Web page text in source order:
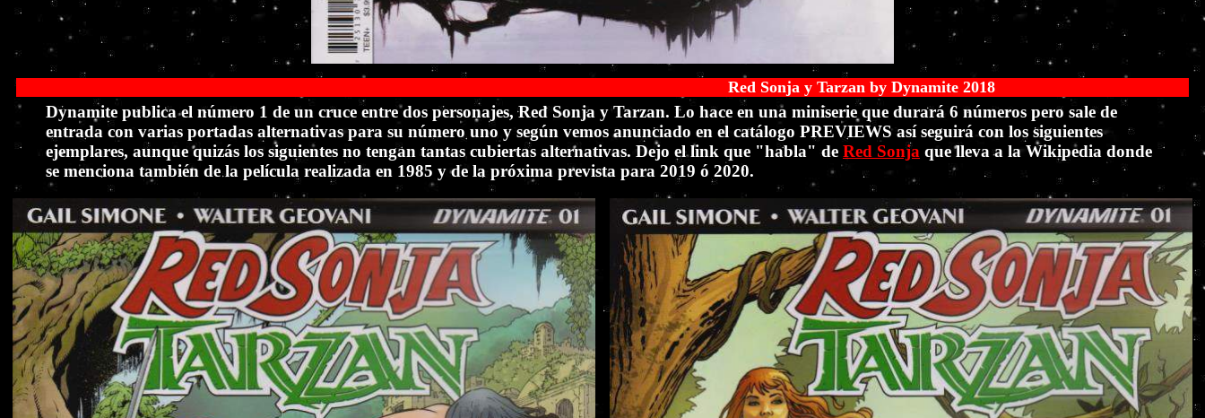
Red Sonja y Tarzan by Dynamite 2018
Dynamite publica el número 1 de un cruce entre dos personajes, Red Sonja y Tarzan. Lo hace en una miniserie que durará 6 números pero sale de
entrada con varias portadas alternativas para su número uno y según vemos anunciado en el catálogo PREVIEWS así seguirá con los siguientes
ejemplares, aunque quizás los siguientes no tengan tantas cubiertas alternativas. Dejo el link que "habla" de Red Sonja que lleva a la Wikipedia donde
se menciona también de la película realizada en 1985 y de la próxima prevista para 2019 ó 2020.